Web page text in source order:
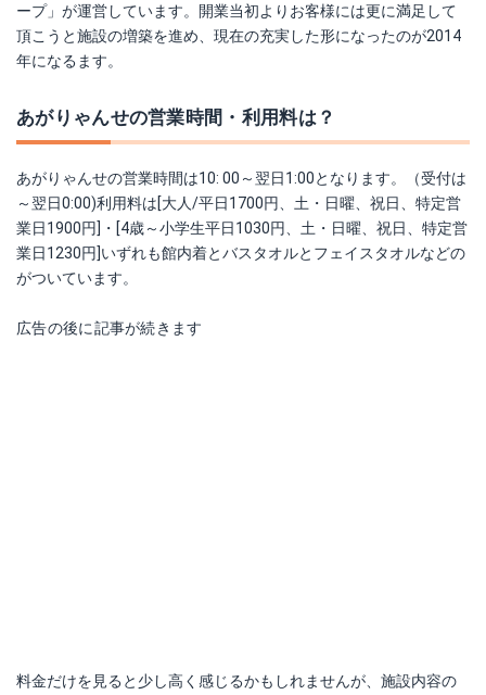
ープ」が運営しています。開業当初よりお客様には更に満足して
頂こうと施設の増築を進め、現在の充実した形になったのが2014
年になるます。
あがりゃんせの営業時間・利用料は？
あがりゃんせの営業時間は10: 00～翌日1:00となります。（受付は
～翌日0:00)利用料は[大人/平日1700円、土・日曜、祝日、特定営
業日1900円]・[4歳～小学生平日1030円、土・日曜、祝日、特定営
業日1230円]いずれも館内着とバスタオルとフェイスタオルなどの
がついています。
広告の後に記事が続きます
料金だけを見ると少し高く感じるかもしれませんが、施設内容の